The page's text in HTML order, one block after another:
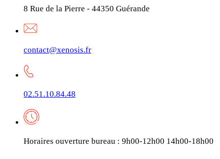
8 Rue de la Pierre - 44350 Guérande
contact@xenosis.fr
02.51.10.84.48
Horaires ouverture bureau : 9h00-12h00 14h00-18h00